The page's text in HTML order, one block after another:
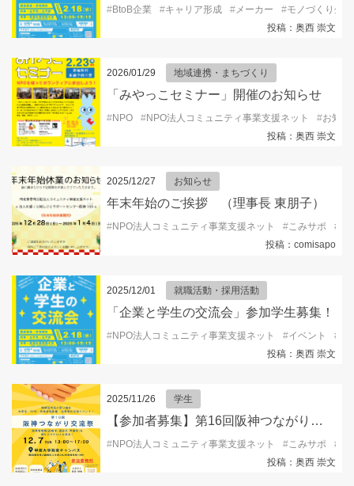
#BtoB企業 #キャリア形成 # メーカー #モノづくり企業
投稿：奥西 崇文
2026/01/29 地域連携・まちづくり
「みやっこセミナー」開催のお知らせ
#NPO #NPO法人コミュニティ事業支援ネット #お知ら
投稿：奥西 崇文
2025/12/27 お知らせ
年末年始のご挨拶 （理事長 東朋子）
#NPO法人コミュニティ事業支援ネット #こみサポ #
投稿：comisapo
2025/12/01 就職活動・採用活動
「企業と学生の交流会」参加学生募集！
#NPO法人コミュニティ事業支援ネット #イベント #
投稿：奥西 崇文
2025/11/26 学生
【参加者募集】第16回阪神つながり交流祭2025
#NPO法人コミュニティ事業支援ネット #こみサポ #
投稿：奥西 崇文